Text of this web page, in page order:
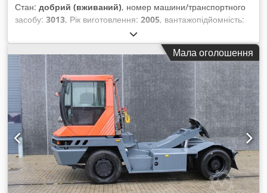
Стан: добрий (вживаний), номер машини/транспортного
засобу: 3013, Рік виготовлення: 2005, вантажопідйомність:
, загальна довжина:5 530 мм
2 520 мм, додаткові характеристики обладнання:Dual
tread, Front mud guards, Rear mud guards, Обладнання:
освітлення, Terberg RT222 від Uniktruck Тип колеса –
ведуче колесо: пневматичне Тип колеса – кермове колесо:
пневматичне Dcodpfxsyuh D Ee Ah Hok Розмір колеса –
ведуче колесо: 315/60-22.5 Розмір колеса – кермове
колесо: 315/60-22.5
Мала оголошення